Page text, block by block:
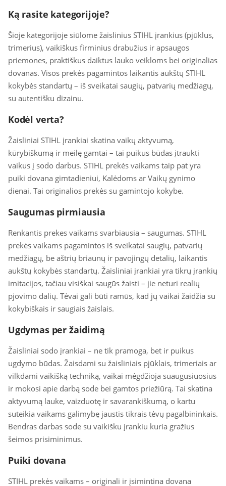
Ką rasite kategorijoje?
Šioje kategorijoje siūlome žaislinius STIHL įrankius (pjūklus,
trimerius), vaikiškus firminius drabužius ir apsaugos
priemones, praktiškus daiktus lauko veikloms bei originalias
dovanas. Visos prekės pagamintos laikantis aukštų STIHL
kokybės standartų – iš sveikatai saugių, patvarių medžiagų,
su autentišku dizainu.
Kodėl verta?
Žaisliniai STIHL įrankiai skatina vaikų aktyvumą,
kūrybiškumą ir meilę gamtai – tai puikus būdas įtraukti
vaikus į sodo darbus. STIHL prekės vaikams taip pat yra
puiki dovana gimtadieniui, Kalėdoms ar Vaikų gynimo
dienai. Tai originalios prekės su gamintojo kokybe.
Saugumas pirmiausia
Renkantis prekes vaikams svarbiausia – saugumas. STIHL
prekės vaikams pagamintos iš sveikatai saugių, patvarių
medžiagų, be aštrių briaunų ir pavojingų detalių, laikantis
aukštų kokybės standartų. Žaisliniai įrankiai yra tikrų įrankių
imitacijos, tačiau visiškai saugūs žaisti – jie neturi realių
pjovimo dalių. Tėvai gali būti ramūs, kad jų vaikai žaidžia su
kokybiškais ir saugiais žaislais.
Ugdymas per žaidimą
Žaisliniai sodo įrankiai – ne tik pramoga, bet ir puikus
ugdymo būdas. Žaisdami su žaisliniais pjūklais, trimeriais ar
vilkdami vaikišką techniką, vaikai mėgdžioja suaugusiuosius
ir mokosi apie darbą sode bei gamtos priežiūrą. Tai skatina
aktyvumą lauke, vaizduotę ir savarankiškumą, o kartu
suteikia vaikams galimybę jaustis tikrais tėvų pagalbininkais.
Bendras darbas sode su vaikišku įrankiu kuria gražius
šeimos prisiminimus.
Puiki dovana
STIHL prekės vaikams – originali ir įsimintina dovana